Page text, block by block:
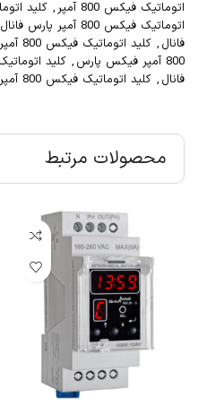
اتوماتیک فیکس 800 آمپر
, کلید
اتوماتیک فیکس 800 آمپر پارس فانال
فانال , کلید اتوماتیک فیکس 800 آمپر فیکس
800 آمپر فیکس پارس
,
فانال , کلید اتوماتیک فیکس 800 آمپر فیکس فانال
محصولات مرتبط